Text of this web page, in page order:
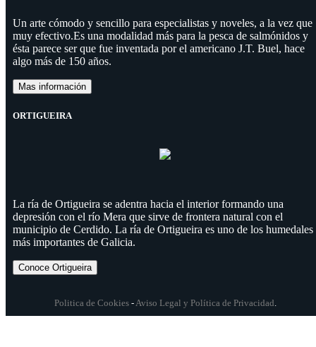
Un arte cómodo y sencillo para especialistas y noveles, a la vez que
muy efectivo.Es una modalidad más para la pesca de salmónidos y
ésta parece ser que fue inventada por el americano J.T. Buel, hace
algo más de 150 años.
Mas información
ORTIGUEIRA
La ría de Ortigueira se adentra hacia el interior formando una
depresión con el río Mera que sirve de frontera natural con el
municipio de Cerdido. La ría de Ortigueira es uno de los humedales
más importantes de Galicia.
Conoce Ortigueira
Politica de Cookies- Aviso Legal y Política de Privacidad